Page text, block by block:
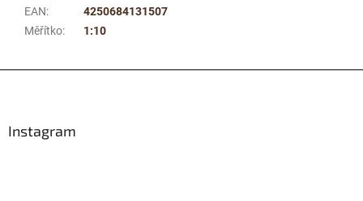
EAN:
4250684131507
Měřítko: 1:10
Instagram